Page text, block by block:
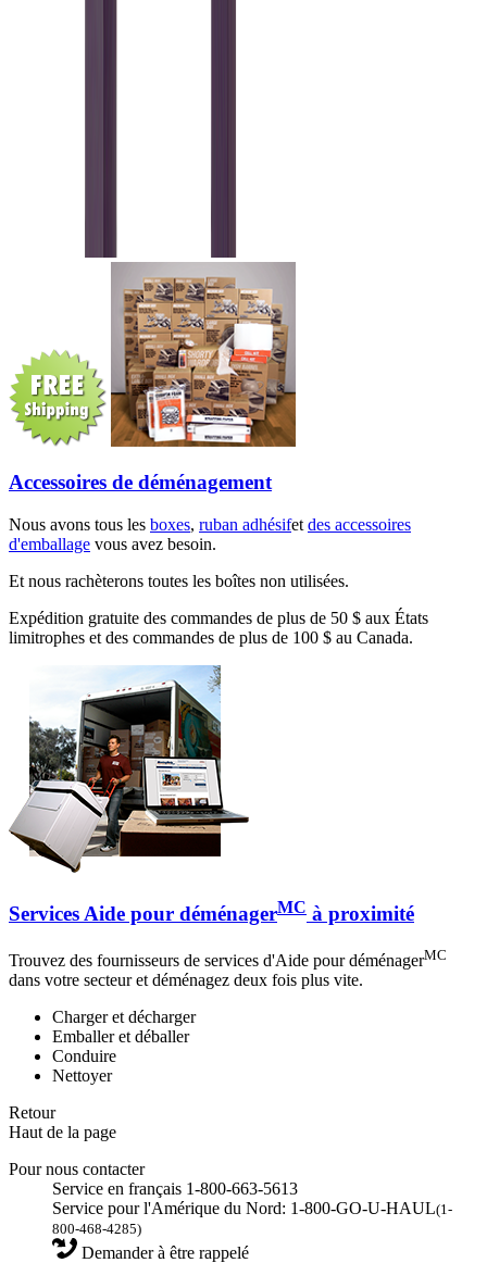
Accessoires de déménagement
Nous avons tous les boxes, ruban adhésifet des accessoires
d'emballage vous avez besoin.
Et nous rachèterons toutes les boîtes non utilisées.
Expédition gratuite des commandes de plus de 50 $ aux États
limitrophes et des commandes de plus de 100 $ au Canada.
Services Aide pour déménagerMC à proximité
Trouvez des fournisseurs de services d'Aide pour déménagerMC
dans votre secteur et déménagez deux fois plus vite.
Charger et décharger
Emballer et déballer
Conduire
Nettoyer
Retour
Haut de la page
Pour nous contacter
Service en français 1-800-663-5613
Service pour l'Amérique du Nord: 1-800-GO-U-HAUL(1-
800-468-4285)
Demander à être rappelé